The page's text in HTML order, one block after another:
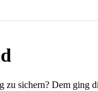
zu sichern? Dem ging